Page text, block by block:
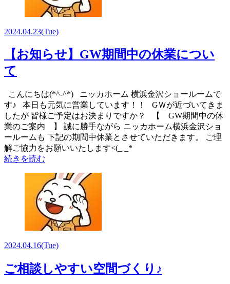
2024.04.23(Tue)
【お知らせ】GW期間中の休業につい
て
こんにちは(*^-^*) ニッカホーム 横浜金沢ショールームで
す♪ 本日も元気に営業しています！！ GＷが近づいてきま
したが 皆様ご予定はお決まりですか？ 【 GW期間中の休
業のご案内 】 誠に勝手ながら ニッカホーム横浜金沢ショ
ールームも 下記の期間中休業とさせていただきます。 ご理
解ご協力をお願いいたします<(_ _*
続きを読む
2024.04.16(Tue)
ご相談しやすい空間づくり♪